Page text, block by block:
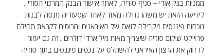
s
A
p
g
ra
m
l
er
e
b
o
ממניות בנק אודי – סניף סוריה, לאחר אישור הבנק המרכזי הסורי .
לידיעה הזאת יש משהו גדולה מאוד לאחר שסעודיה מנסה לבנות
נוכחות פיננסית מקבילה לזאת של האיראנים והרוסים לקראת תחילת
פרוייקט שיקום סוריה שיצריך מאות מיליארדי דולרים . זה גם יעזור
לדחוק את הרצון האיראני להשתלט על נכסים פיננסים בתוך סוריה